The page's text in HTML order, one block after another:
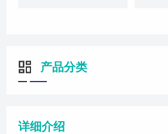
产品分类
详细介绍